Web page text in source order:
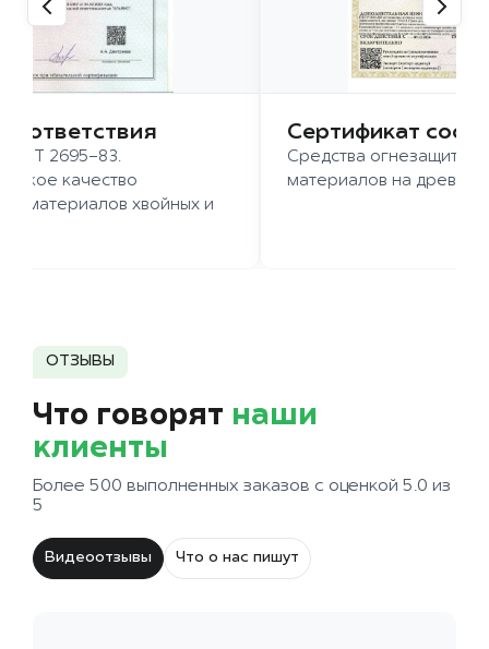
2695-83.
качество
хвойных и
Сертификат
Средства огнезащиты
материалов на
ОТЗЫВЫ
Что говорят наши
клиенты
Более 500 выполненных заказов с оценкой 5.0 из
5
Видеоотзывы Что о нас пишут